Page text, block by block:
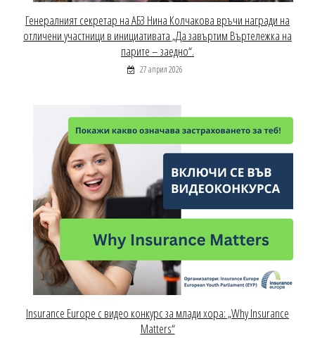
Генералният секретар на АБЗ Нина Колчакова връчи награди на
отличени участници в инициативата „Да завъртим Въртележка на
парите – заедно“.
27 април 2026
Insurance Europe с видео конкурс за млади хора: „Why Insurance
Matters“